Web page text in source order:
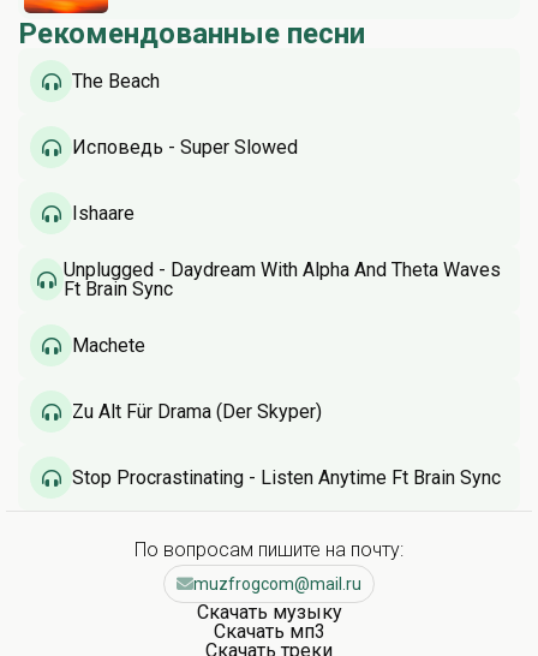
Рекомендованные песни
The Beach
Исповедь - Super Slowed
Ishaare
Unplugged - Daydream With Alpha And Theta Waves
Ft Brain Sync
Machete
Zu Alt Für Drama (Der Skyper)
Stop Procrastinating - Listen Anytime Ft Brain Sync
По вопросам пишите на почту:
muzfrogcom@mail.ru
Скачать музыку
Скачать мп3
Скачать треки